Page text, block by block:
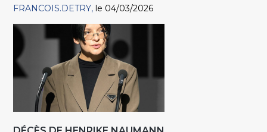
FRANCOIS.DETRY le 04/03/2026